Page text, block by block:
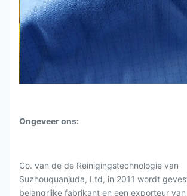
Ongeveer ons:
Co. van de de Reinigingstechnologie van
Suzhouquanjuda, Ltd, in 2011 wordt
belangrijke fabrikant en een exporteur van